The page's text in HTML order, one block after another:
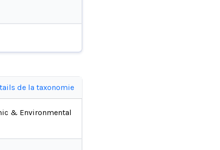
de la taxonomie
& Environmental